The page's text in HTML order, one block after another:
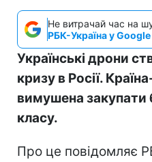
Не витрачай час на
РБК-Україна у Google
Українські дрони
кризу в Росії.
вимушена закупати
класу.
Про це повідомляє